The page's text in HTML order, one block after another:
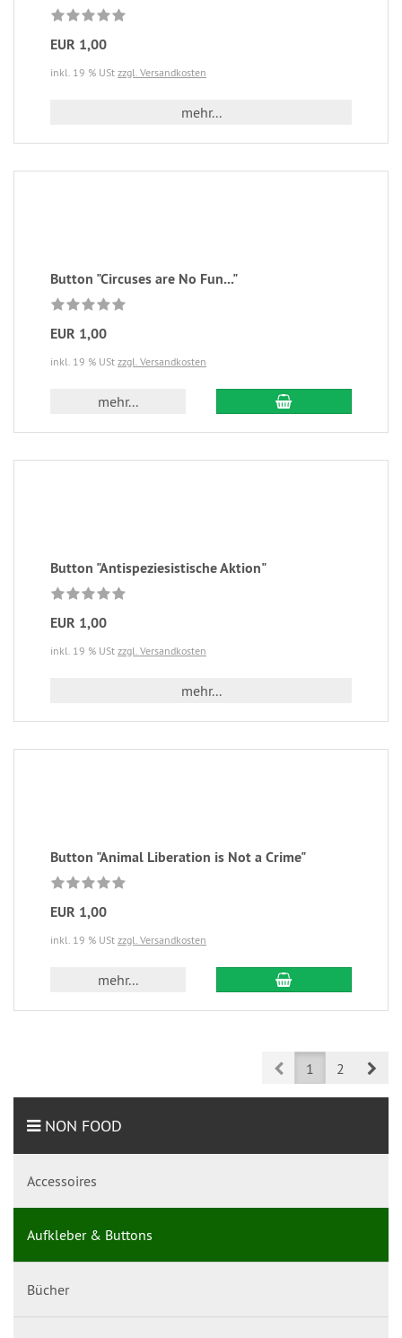
EUR 1,00
inkl. 19 % USt zzgl. Versandkosten
mehr...
Button "Circuses are No Fun..."
EUR 1,00
inkl. 19 % USt zzgl. Versandkosten
mehr...
Button "Antispeziesistische Aktion"
EUR 1,00
inkl. 19 % USt zzgl. Versandkosten
mehr...
Button "Animal Liberation is Not a Crime"
EUR 1,00
inkl. 19 % USt zzgl. Versandkosten
mehr...
Prev1 2
NON FOOD
Accessoires
Aufkleber & Buttons
Bücher